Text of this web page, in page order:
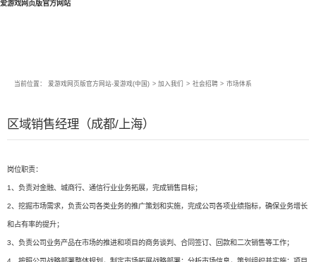
爱游戏网页版官方网站
当前位置： 爱游戏网页版官方网站-爱游戏(中国) > 加入我们 > 社会招聘 > 市场体系
区域销售经理（成都/上海）
岗位职责：
1、负责对金融、城商行、通信行业业务拓展，完成销售目标；
2、挖掘市场需求，负责公司各类业务的推广策划和实施，完成公司各项业绩指标，确保业务增长
和占有率的提升；
3、负责公司业务产品在市场的推进和项目的商务谈判、合同签订、回款和二次销售等工作；